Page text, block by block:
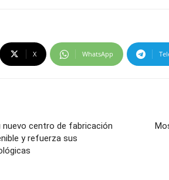
X WhatsApp
nuevo centro de fabricación
y refuerza sus